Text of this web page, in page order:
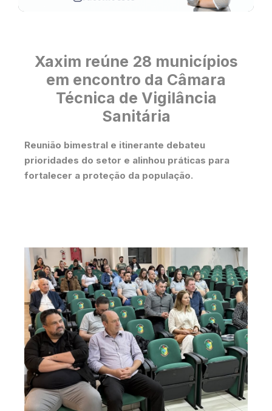
Xaxim reúne 28 municípios
em encontro da Câmara
Técnica de Vigilância
Sanitária
Reunião bimestral e itinerante debateu
prioridades do setor e alinhou práticas para
fortalecer a proteção da população.